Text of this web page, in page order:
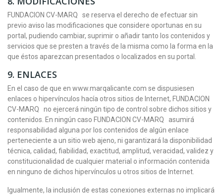
FUNDACION CV-MARQ se reserva el derecho de efectuar sin
previo aviso las modificaciones que considere oportunas en su
portal, pudiendo cambiar, suprimir o añadir tanto los contenidos y
servicios que se presten a través de la misma como la forma en la
que éstos aparezcan presentados o localizados en su portal.
9. ENLACES
En el caso de que en www.marqalicante.com se dispusiesen
enlaces o hipervínculos hacía otros sitios de Internet, FUNDACION
CV-MARQ no ejercerá ningún tipo de control sobre dichos sitios y
contenidos. En ningún caso FUNDACION CV-MARQ asumirá
responsabilidad alguna por los contenidos de algún enlace
perteneciente a un sitio web ajeno, ni garantizará la disponibilidad
técnica, calidad, fiabilidad, exactitud, amplitud, veracidad, validez y
constitucionalidad de cualquier material o información contenida
en ninguno de dichos hipervínculos u otros sitios de Internet.
Igualmente, la inclusión de estas conexiones externas no implicará